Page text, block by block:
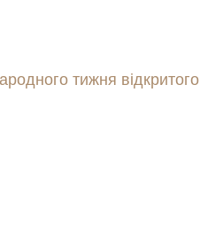
тижня відкритого